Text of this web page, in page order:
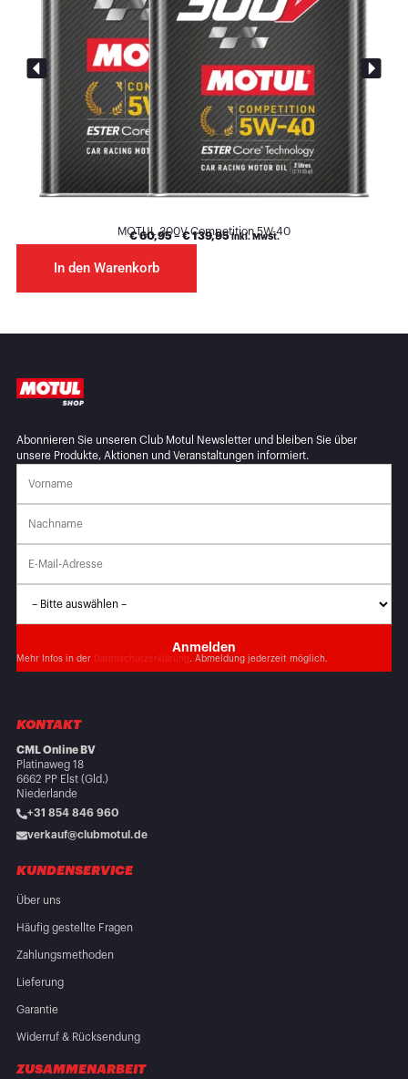
MOTUL 300V Competition 5W-40
€60,95 –€139,95 inkl. MwSt.
In den Warenkorb
Abonnieren Sie unseren Club Motul Newsletter und bleiben Sie über
unsere Produkte, Aktionen und Veranstaltungen informiert.
Mehr Infos in der Datenschutzerklärung . Abmeldung jederzeit möglich.
KONTAKT
CML Online BV
Platinaweg 18
6662 PP Elst (Gld.)
Niederlande
+31 854 846 960
verkauf@clubmotul.de
KUNDENSERVICE
Über uns
Häufig gestellte Fragen
Zahlungsmethoden
Lieferung
Garantie
Widerruf & Rücksendung
ZUSAMMENARBEIT